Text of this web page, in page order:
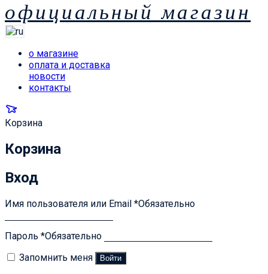
официальный магазин
о магазине
оплата и доставка
новости
контакты
Корзина
Корзина
Вход
Имя пользователя или Email *Обязательно
Пароль *Обязательно
Запомнить меня
Войти